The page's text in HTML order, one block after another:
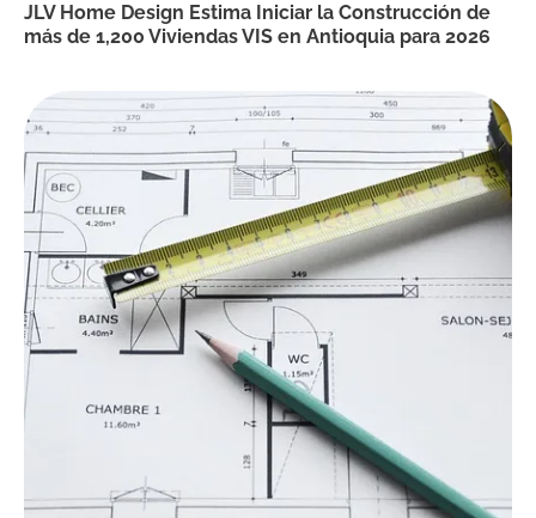
JLV Home Design Estima Iniciar la Construcción de
más de 1,200 Viviendas VIS en Antioquia para 2026